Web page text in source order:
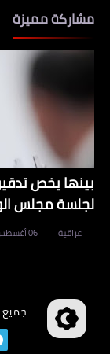
مشاركة مميزة
بينها يخص
لجلسة مجلس
عراقية 06 أغسطس 2026